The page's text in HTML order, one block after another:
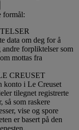
formål:
data om deg for å
forpliktelser som
mottas fra
CREUSET
konto i Le Creuset
tilegnet registrerte
så som raskere
vise og spore
er basert på den